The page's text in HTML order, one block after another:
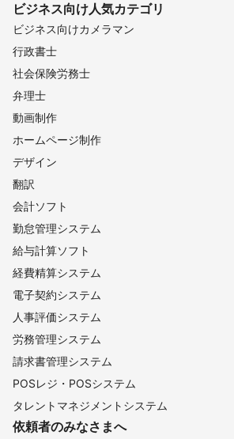
ビジネス向け人気カテゴリ
ビジネス向けカメラマン
行政書士
社会保険労務士
弁理士
動画制作
ホームページ制作
デザイン
翻訳
会計ソフト
勤怠管理システム
給与計算ソフト
経費精算システム
電子契約システム
人事評価システム
労務管理システム
請求書管理システム
POSレジ・POSシステム
タレントマネジメントシステム
依頼者のみなさまへ